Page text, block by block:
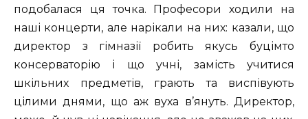
подобалася ця точка. Професори ходили на
наші концерти, але нарікали на них: казали, що
директор з гімназії робить якусь буцімто
консерваторію і що учні, замість учитися
шкільних предметів, грають та виспівують
цілими днями, що аж вуха в’януть. Директор,